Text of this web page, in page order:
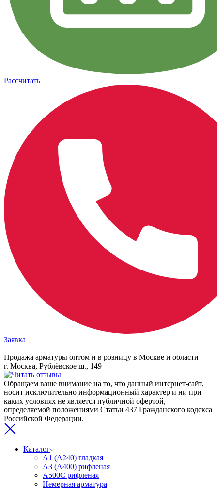
Рассчитать
Заявка
Продажа арматуры оптом и в розницу в Москве и области
г. Москва, Рублёвское ш., 149
Обращаем ваше внимание на то, что данный интернет-сайт,
носит исключительно информационный характер и ни при
каких условиях не является публичной офертой,
определяемой положениями Статьи 437 Гражданского кодекса
Российской Федерации.
Каталог
А1 (А240) гладкая
А3 (А400) рифленая
А500С рифленая
Немерная арматура